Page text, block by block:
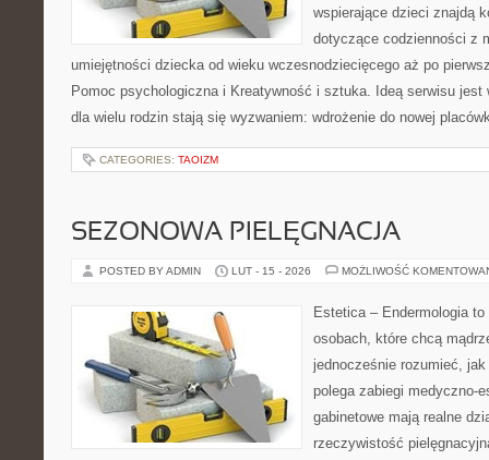
wspierające dzieci znajdą
dotyczące codzienności z
umiejętności dziecka od wieku wczesnodziecięcego aż po
Pomoc psychologiczna i Kreatywność i sztuka. Ideą serwisu jest
dla wielu rodzin stają się wyzwaniem: wdrożenie do nowej
CATEGORIES: TAOIZM
SEZONOWA PIELĘGNACJA
POSTED BY ADMIN LUT - 15 - 2026 MOŻLIWOŚĆ
Estetica – Endermologia
osobach, które chcą
jednocześnie rozumieć,
polega zabiegi medyczno-
gabinetowe mają realne
rzeczywistość